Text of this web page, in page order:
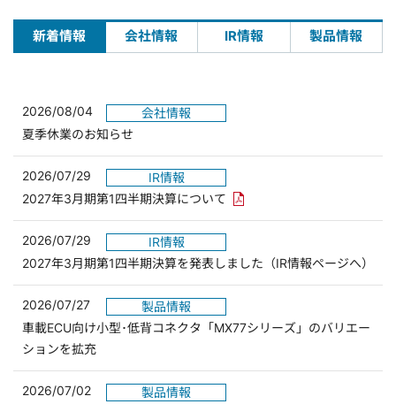
新着情報 会社情報 IR情報 製品情報
2026/08/04
会社情報
夏季休業のお知らせ
2026/07/29
IR情報
2027年3月期第1四半期決算について PDFリンクを新しいウィンド
2026/07/29
IR情報
2027年3月期第1四半期決算を発表しました（IR情報ページへ）
2026/07/27
製品情報
車載ECU向け小型･低背コネクタ「MX77シリーズ」のバリエー
ションを拡充
2026/07/02
製品情報